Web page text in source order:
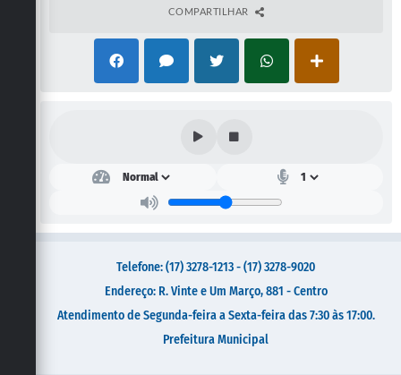
Contas Públicas
Transparência
COMPARTILHAR
Telefone: (17) 3278-1213 - (17) 3278-9020
Endereço: R. Vinte e Um Março, 881 - Centro
Atendimento de Segunda-feira a Sexta-feira das 7:30 às 17:00.
Prefeitura Municipal